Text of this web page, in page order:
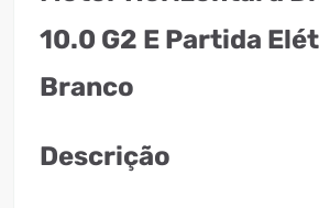
10.0 G2 E Partida
Branco
Descrição